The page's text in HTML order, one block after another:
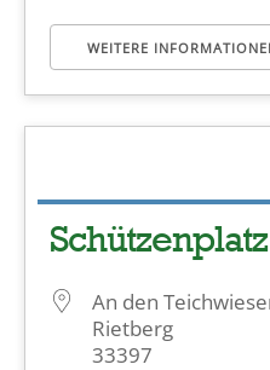
WEITERE
An den
Rietberg
33397